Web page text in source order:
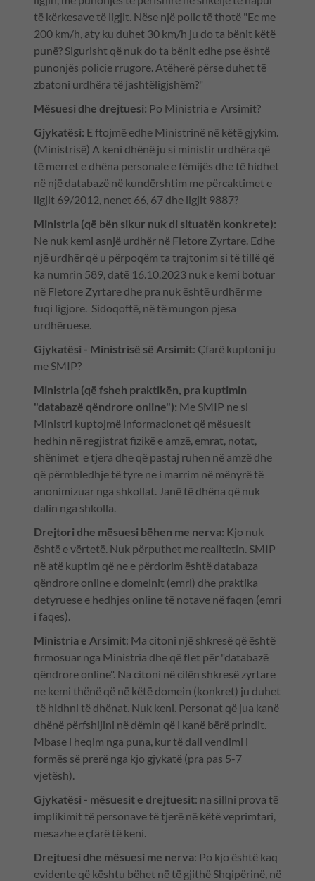
të kërkesave të ligjit. Nëse një polic të thotë "Ec me
200 km/h, aty ku duhet 30 km/h ju do ta bënit këtë
punë? Sigurisht që nuk do ta bënit edhe pse është
punonjës policie rrugore. Atëherë përse duhet të
zbatoni urdhëra të jashtëligjshëm?"
Mësuesi dhe drejtuesi: Po Ministria e Arsimit?
Gjykatësi: E ftojmë edhe Ministrinë në këtë gjykim.
(Ministrisë) A keni dhënë ju si ministir urdhëra që
të merret e dhëna personale e fëmijës dhe të hidhet
në një databazë në kundërshtim me përcaktimet e
ligjit 69/2012, nenet 66, 67 dhe ligjit 9887?
Ministria (që bën sikur nuk di situatën konkrete):
Ne nuk kemi asnjë urdhër në Fletore Zyrtare. Edhe
një urdhër që u përpoqëm ta trajtonim si të tillë që
ka numrin 589, datë 16.10.2023 nuk e kemi botuar
në Fletore Zyrtare dhe pra nuk është urdhër me
fuqi ligjore. Sidoqoftë, në të mungon pjesa
urdhëruese.
Gjykatësi - Ministrisë së Arsimit: Çfarë kuptoni ju
me SMIP?
Ministria (që fsheh praktikën, pra kuptimin
"databazë qëndrore online"): Me SMIP ne si
Ministri kuptojmë informacionet që mësuesit
hedhin në regjistrat fizikë e amzë, emrat, notat,
shënimet e tjera dhe që pastaj ruhen në amzë dhe
që përmbledhje të tyre ne i marrim në mënyrë të
anonimizuar nga shkollat. Janë të dhëna që nuk
dalin nga shkolla.
Drejtori dhe mësuesi bëhen me nerva: Kjo nuk
është e vërtetë. Nuk përputhet me realitetin. SMIP
në atë kuptim që ne e përdorim është databaza
qëndrore online e domeinit (emri) dhe praktika
detyruese e hedhjes online të notave në faqen (emri
i faqes).
Ministria e Arsimit: Ma citoni një shkresë që është
firmosuar nga Ministria dhe që flet për "databazë
qëndrore online". Na citoni në cilën shkresë zyrtare
ne kemi thënë që në këtë domein (konkret) ju duhet
të hidhni të dhënat. Nuk keni. Personat që jua kanë
dhënë përfshijini në dëmin që i kanë bërë prindit.
Mbase i heqim nga puna, kur të dali vendimi i
formës së prerë nga kjo gjykatë (pra pas 5-7
vjetësh).
Gjykatësi - mësuesit e drejtuesit: na sillni prova të
implikimit të personave të tjerë në këtë veprimtari,
mesazhe e çfarë të keni.
Drejtuesi dhe mësuesi me nerva: Po kjo është kaq
evidente që kështu bëhet në të gjithë Shqipërinë, në